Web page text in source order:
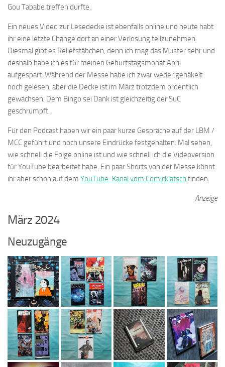
Gou Tababe treffen durfte.
Ein neues Video zur Lesedecke ist ebenfalls online und heute habt
ihr eine letzte Change dort an einer Verlosung teilzunehmen.
Diesmal gibt es Reliefstäbchen, denn ich mag das Muster sehr und
deshalb habe ich es für meinen Geburtstagsmonat April
aufgespart. Während der Messe habe ich zwar weder gehäkelt
noch gelesen, aber die Decke ist im März trotzdem ordentlich
gewachsen. Dem Bingo sei Dank ist gleichzeitig der SuC
geschrumpft.
Für den Podcast haben wir ein paar kurze Gespräche auf der LBM /
MCC geführt und noch unsere Eindrücke festgehalten. Mal sehen,
wie schnell die Folge online ist und wie schnell ich die Videoversion
für YouTube bearbeitet habe. Ein paar Shorts von der Messe könnt
ihr aber schon auf dem YouTube-Kanal vom Comicklatsch finden.
Anzeige
März 2024
Neuzugänge